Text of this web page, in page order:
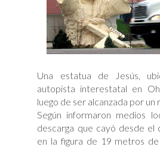
Una estatua de Jesús,
autopista interestatal en
luego de ser alcanzada por un
Según informaron medios
descarga que cayó desde el
en la figura de 19 metros